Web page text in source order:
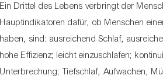
Ein Drittel des Lebens verbringt der
Hauptindikatoren dafür, ob Menschen
haben, sind: ausreichend Schlaf,
hohe Effizienz; leicht einzuschlafen;
Unterbrechung; Tiefschlaf, Aufwachen,